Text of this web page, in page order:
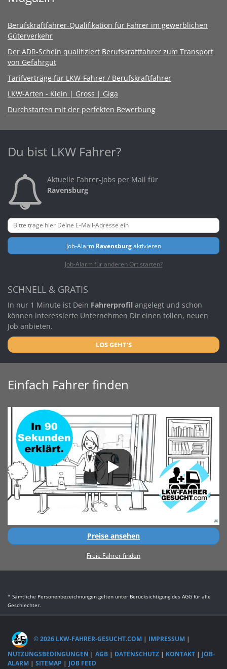
Berufskraftfahrer-Qualifikation für Fahrer im gewerblichen
Güterverkehr
Der ADR-Schein qualifiziert Berufskraftfahrer zum Transport
von Gefahrgut
Tarifverträge für LKW-Fahrer / Berufskraftfahrer
LKW-Arten - Klein | Gross | Giga
Durchstarten mit der perfekten Bewerbung
Du bist LKW Fahrer?
Aktuelle Fahrer-Jobs per Mail für
Ravensburg
Job-Alarm Ravensburgaktivieren
Job-Alarm für anderen Ort starten?
SCHNELL & GRATIS
In nur 1 Minute ist Dein Fahrerprofil angelegt und schon
können interessierte Unternehmen Dir einen tollen, neuen
Job anbieten.
LOS GEHT'S
Einfach Fahrer finden
Preise ansehen
Freie Fahrer finden
* Sämtliche Personenbezeichnungen gelten unter Berücksichtigung des AGG für alle
Geschlechter.
© 2026 LKW-FAHRER-GESUCHT.COM | IMPRESSUM |
NUTZUNGSBEDINGUNGEN | AGB | DATENSCHUTZ | KONTAKT | JOB-
ALARM | SITEMAP | JOB FEED